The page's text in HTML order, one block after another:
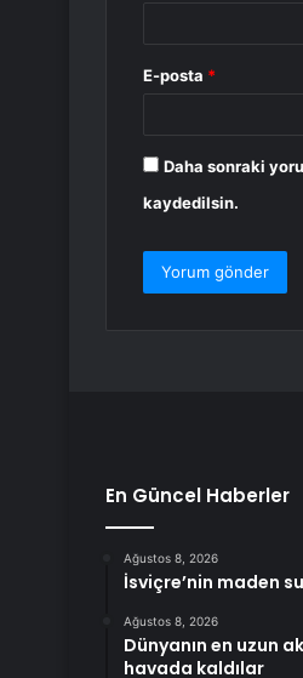
E-posta *
Daha sonraki
kaydedilsin.
En Güncel Haberler
Ağustos 8, 2026
İsviçre’nin maden
Ağustos 8, 2026
Dünyanın en uzun
havada kaldılar